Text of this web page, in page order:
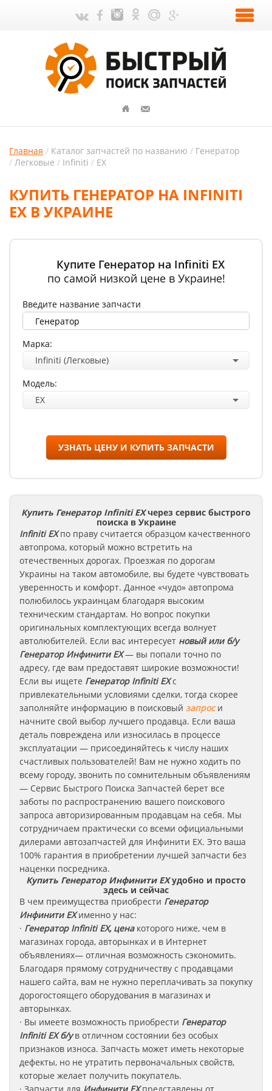
Главная Каталог запчастей по названию
Генератор
Легковые
Infiniti EX
КУПИТЬ ГЕНЕРАТОР НА INFINITI
EX В УКРАИНЕ
Купите Генератор на Infiniti EX
по самой низкой цене в Украине!
Введите название запчасти
Марка:
Infiniti (Легковые)
Модель:
EX
УЗНАТЬ ЦЕНУ И КУПИТЬ ЗАПЧАСТИ
Купить Генератор Infiniti EX через сервис быстрого
поиска в Украине
InfinitiEXпо праву считается образцом качественного
автопрома, который можно встретить на
отечественных дорогах. Проезжая по дорогам
Украины на таком автомобиле, вы будете чувствовать
уверенность и комфорт. Данное «чудо» автопрома
полюбилось украинцам благодаря высоким
техническим стандартам. Но вопрос покупки
оригинальных комплектующих всегда волнует
автолюбителей. Если вас интересует новый или б/у
ГенераторИнфинитиEX— вы попали точно по
адресу, где вам предоставят широкие возможности!
Если вы ищете ГенераторInfinitiEXс
привлекательными условиями сделки, тогда скорее
заполняйте информацию в поисковый запроси
начните свой выбор лучшего продавца. Если ваша
деталь повреждена или износилась в процессе
эксплуатации — присоединяйтесь к числу наших
счастливых пользователей! Вам не нужно ходить по
всему городу, звонить по сомнительным объявлениям
— Сервис Быстрого Поиска Запчастей берет все
заботы по распространению вашего поискового
запроса авторизированным продавцам на себя. Мы
сотрудничаем практически со всеми официальными
дилерами автозапчастей для Инфинити EX. Это ваша
100% гарантия в приобретении лучшей запчасти без
наценки посредника.
Купить Генератор Инфинити EX удобно и просто
здесь и сейчас
В чем преимущества приобрести Генератор
ИнфинитиEXименно у нас:
· Генератор Infiniti EX, цена которого ниже, чем в
магазинах города, авторынках и в Интернет
объявлениях— отличная возможность сэкономить.
Благодаря прямому сотрудничеству с продавцами
нашего сайта, вам не нужно переплачивать за покупку
дорогостоящего оборудования в магазинах и
авторынках.
· Вы имеете возможность приобрести Генератор
Infiniti EX б/ув отличном состоянии без особых
признаков износа. Запчасть может иметь некоторые
дефекты, но не утратить первоначальных свойств,
которые желает получить покупатель.